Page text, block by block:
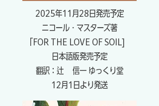
​2025年11月28日発売予定
ニコール・マスターズ著
「FOR THE LOVE OF SOIL]
日本語版発売予定
​翻訳：辻 信一 ​ゆっくり堂
​12月1日より発送